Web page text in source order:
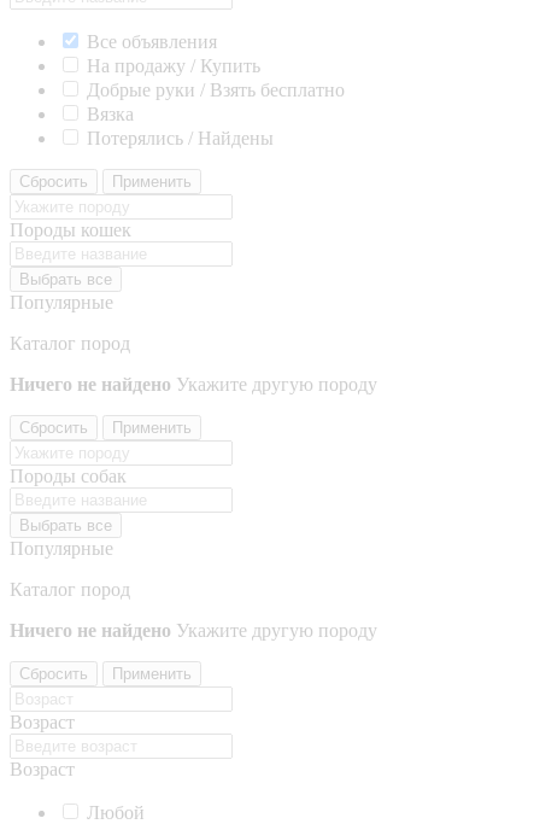
Все объявления
На продажу / Купить
Добрые руки / Взять бесплатно
Вязка
Потерялись / Найдены
Сбросить Применить
Породы кошек
Выбрать все
Популярные
Каталог пород
Ничего не найдено Укажите другую породу
Сбросить Применить
Породы собак
Выбрать все
Популярные
Каталог пород
Ничего не найдено Укажите другую породу
Сбросить Применить
Возраст
Возраст
Любой